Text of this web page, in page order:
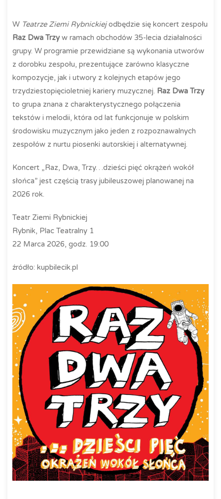
W Teatrze Ziemi Rybnickiejodbędzie się koncert zespołu
Raz Dwa Trzyw ramach obchodów 35-lecia działalności
grupy. W programie przewidziane są wykonania utworów
z dorobku zespołu, prezentujące zarówno klasyczne
kompozycje, jak i utwory z kolejnych etapów jego
trzydziestopięcioletniej kariery muzycznej. Raz Dwa Trzy
to grupa znana z charakterystycznego połączenia
tekstów i melodii, która od lat funkcjonuje w polskim
środowisku muzycznym jako jeden z rozpoznawalnych
zespołów z nurtu piosenki autorskiej i alternatywnej.
Koncert „Raz, Dwa, Trzy…dzieści pięć okrążeń wokół
słońca” jest częścią trasy jubileuszowej planowanej na
2026 rok.
Teatr Ziemi Rybnickiej
Rybnik, Plac Teatralny 1
22 Marca 2026, godz. 19:00
źródło: kupbilecik.pl